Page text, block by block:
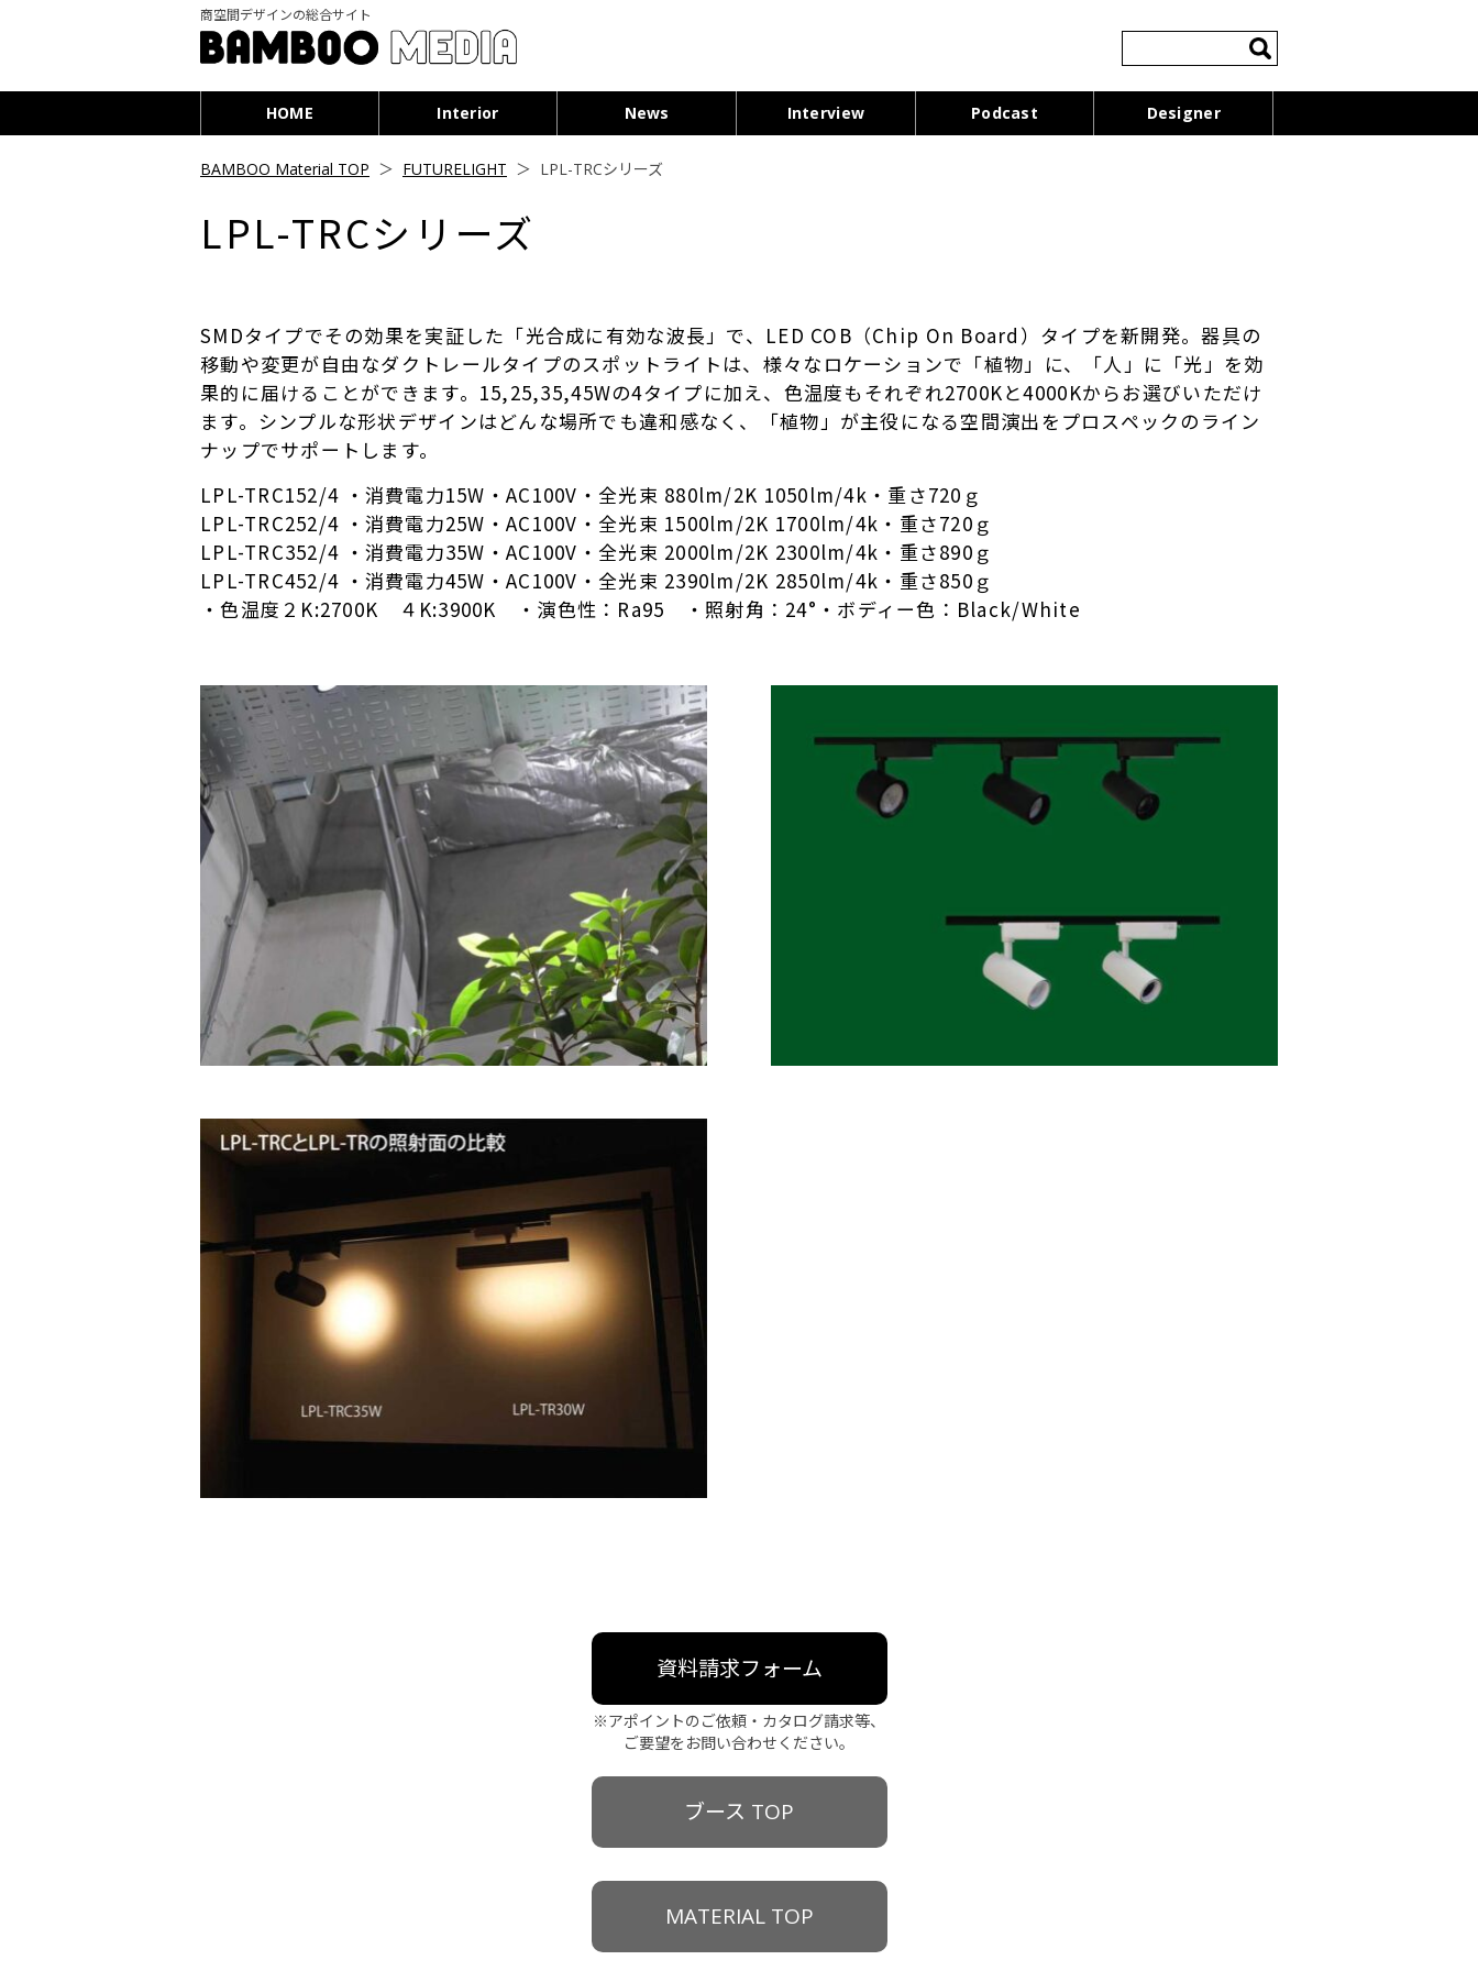
商空間デザインの総合サイト
索:
HOME Interior News Interview Podcast Designer
BAMBOO Material TOP ＞ FUTURELIGHT ＞ LPL-TRCシリーズ
LPL-TRCシリーズ
SMDタイプでその効果を実証した「光合成に有効な波長」で、LED COB（Chip On Board）タイプを新開発。器具の
移動や変更が自由なダクトレールタイプのスポットライトは、様々なロケーションで「植物」に、「人」に「光」を効
果的に届けることができます。15,25,35,45Wの4タイプに加え、色温度もそれぞれ2700Kと4000Kからお選びいただけ
ます。シンプルな形状デザインはどんな場所でも違和感なく、「植物」が主役になる空間演出をプロスペックのライン
ナップでサポートします。
LPL-TRC152/4 ・消費電力15W・AC100V・全光束 880lm/2K 1050lm/4k・重さ720ｇ
LPL-TRC252/4 ・消費電力25W・AC100V・全光束 1500lm/2K 1700lm/4k・重さ720ｇ
LPL-TRC352/4 ・消費電力35W・AC100V・全光束 2000lm/2K 2300lm/4k・重さ890ｇ
LPL-TRC452/4 ・消費電力45W・AC100V・全光束 2390lm/2K 2850lm/4k・重さ850ｇ
・色温度２K:2700K ４K:3900K ・演色性：Ra95 ・照射角：24°・ボディー色：Black/White
資料請求フォーム
※アポイントのご依頼・カタログ請求等、
ご要望をお問い合わせください。
ブース TOP
MATERIAL TOP